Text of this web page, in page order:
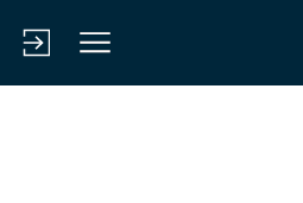
Kirj
aud
Vali
kko